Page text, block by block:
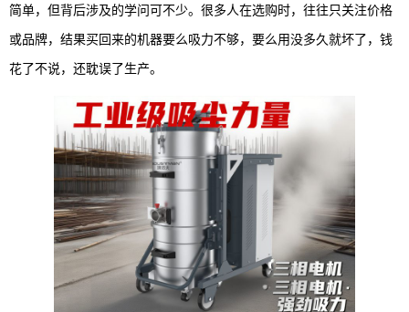
简单，但背后涉及的学问可不少。很多人在选购时，往往只关注价格
或品牌，结果买回来的机器要么吸力不够，要么用没多久就坏了，钱
花了不说，还耽误了生产。